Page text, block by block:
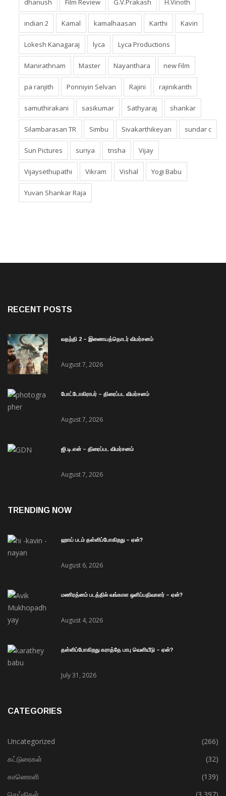
dhanush Film Review G.V.Prakash H.Vinoth
indian 2 Kamal kamalhaasan Karthi Kavin
Lokesh Kanagaraj lyca Lyca Productions
Manirathnam Master Nayanthara new Film
pa ranjith Ponniyin Selvan Rajini rajinikanth
samuthirakani sasikumar Sathyaraj shankar
Silambarasan TR Simbu Sivakarthikeyan sundar c
Sun Pictures suriya trisha Vijay
Vijaysethupathi Vikram Vishal Yogi Babu
Yuvan Shankar Raja
RECENT POSTS
வதந்தி 2 – இணையத்தொடர் விமர்சனம்
August 7, 2026
போட்டோகிராபர் – திரைப்பட விமர்சனம்
August 7, 2026
ஜி.டி.என் – திரைப்பட விமர்சனம்
August 7, 2026
TRENDING NOW
ஹாய் படம் தள்ளிப்போகிறது – ஏன்?
August 6, 2026
மணிரத்னம் படத்தில் வங்காள ஒளிப்பதிவாளர் – ஏன்?
August 4, 2026
தள்ளிப்போகிறது கராத்தே பாபு வெளியீடு – ஏன்?
July 31, 2026
CATEGORIES
Uncategorized
(266)
கட்டுரைகள்
(32)
காணொளி
(139)
செய்திகள்
(3,397)